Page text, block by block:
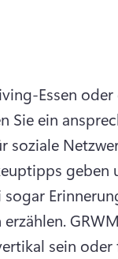
Essen
Sie ein
soziale
geben
sein oder